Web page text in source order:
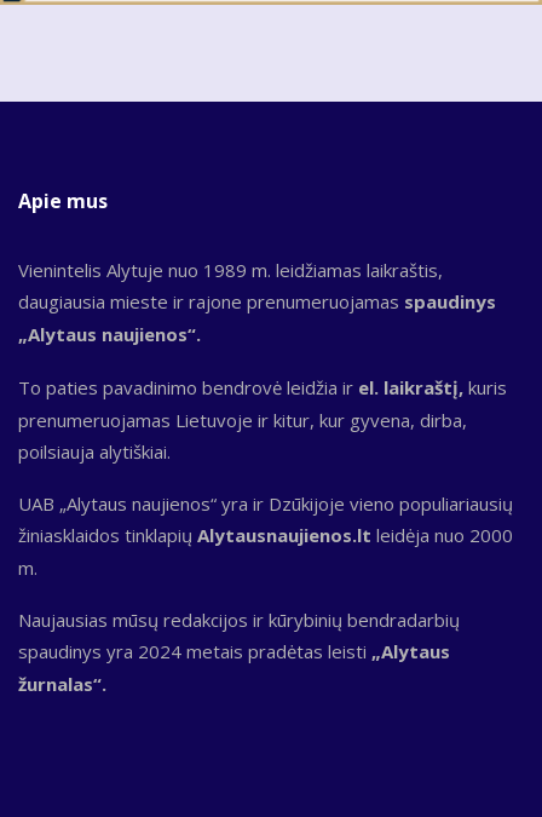
Apie mus
Vienintelis Alytuje nuo 1989 m. leidžiamas laikraštis,
daugiausia mieste ir rajone prenumeruojamas spaudinys
„Alytaus naujienos“.
To paties pavadinimo bendrovė leidžia ir el. laikraštį, kuris
prenumeruojamas Lietuvoje ir kitur, kur gyvena, dirba,
poilsiauja alytiškiai.
UAB „Alytaus naujienos“ yra ir Dzūkijoje vieno populiariausių
žiniasklaidos tinklapių Alytausnaujienos.lt leidėja nuo 2000
m.
Naujausias mūsų redakcijos ir kūrybinių bendradarbių
spaudinys yra 2024 metais pradėtas leisti „Alytaus
žurnalas“.